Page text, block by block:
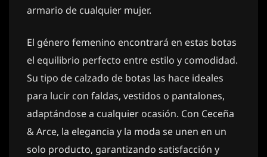
armario de cualquier mujer.
El género femenino encontrará en estas botas
el equilibrio perfecto entre estilo y comodidad.
Su tipo de calzado de botas las hace ideales
para lucir con faldas, vestidos o pantalones,
adaptándose a cualquier ocasión. Con Ceceña
& Arce, la elegancia y la moda se unen en un
solo producto, garantizando satisfacción y